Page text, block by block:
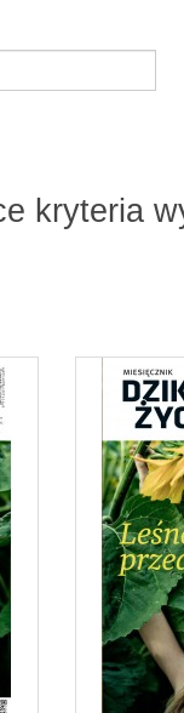
kryteria